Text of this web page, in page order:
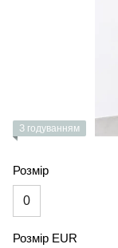
З годуванням
Розмір
0
Розмір EUR